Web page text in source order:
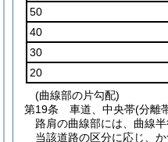
50
40
30
20
(曲線部の片勾配)
第19条
車道、中央帯(分離
路肩の曲線部には、曲線
当該道路の区分に応じ、